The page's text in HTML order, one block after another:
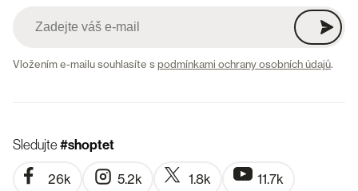
Vložením e-mailu souhlasíte spodmínkami ochrany osobních údajů.
Sledujte#shoptet
26k 5.2k 1.8k 11.7k